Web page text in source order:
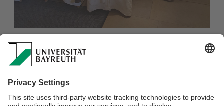
Vortrag von Herrn Landskron, HS Coburg
Die spannenden Fachvorträge der PromovendInnen wurden
Professoren diskutiert. Auch der Austausch unter den
DoktorandInnen der Universitäten Bayreuth und Coburg
sowie der Hochschulen Coburg und Hof kam nicht zu kurz.